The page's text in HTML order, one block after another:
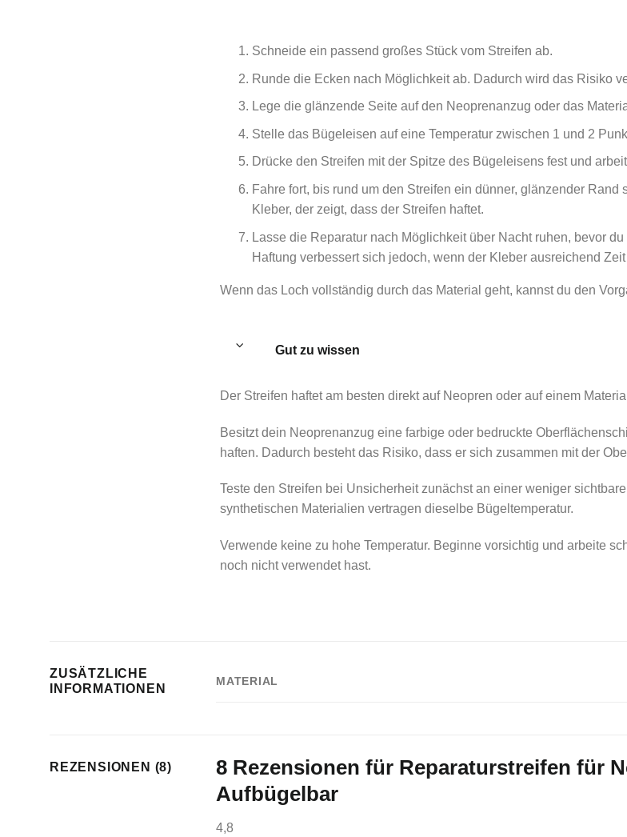
Schneide ein passend großes Stück vom Streifen ab.
Runde die Ecken nach Möglichkeit ab. Dadurch wird das Risiko
Lege die glänzende Seite auf den Neoprenanzug oder das
Stelle das Bügeleisen auf eine Temperatur zwischen 1 und 2
Drücke den Streifen mit der Spitze des Bügeleisens fest und
Fahre fort, bis rund um den Streifen ein dünner, glänzender
Kleber, der zeigt, dass der Streifen haftet.
Lasse die Reparatur nach Möglichkeit über Nacht ruhen, bevor
Haftung verbessert sich jedoch, wenn der Kleber ausreichend
Wenn das Loch vollständig durch das Material geht, kannst du den
Gut zu wissen
Der Streifen haftet am besten direkt auf Neopren oder auf einem
Besitzt dein Neoprenanzug eine farbige oder bedruckte
haften. Dadurch besteht das Risiko, dass er sich zusammen mit der
Teste den Streifen bei Unsicherheit zunächst an einer weniger
synthetischen Materialien vertragen dieselbe Bügeltemperatur.
Verwende keine zu hohe Temperatur. Beginne vorsichtig und arbeite
noch nicht verwendet hast.
ZUSÄTZLICHE
INFORMATIONEN
MATERIAL
REZENSIONEN (8) 8 Rezensionen für Reparaturstreifen für
Aufbügelbar
4,8